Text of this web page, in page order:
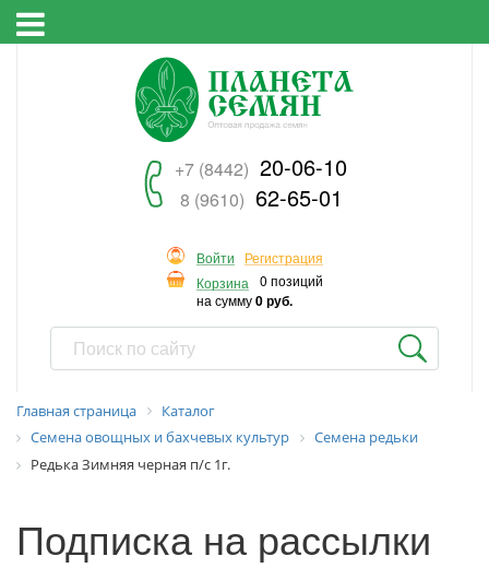
+7 (8442) 20-06-10
8 (9610) 62-65-01
Войти
Регистрация
Корзина
0 позиций
на сумму0 руб.
Главная страница
Каталог
Семена овощных и бахчевых культур
Семена редьки
Редька Зимняя черная п/с 1г.
Подписка на рассылки